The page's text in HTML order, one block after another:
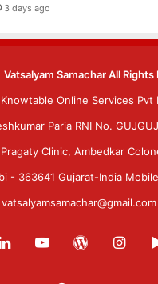
3 days ago
Vatsalyam Samachar All Rights
Knowtable Online Services Pvt
Paria RNI No.
Clinic, Ambedkar
- 363641 Gujarat-India
vatsalyamsamachar@gmail.com
LinkedInYouTube